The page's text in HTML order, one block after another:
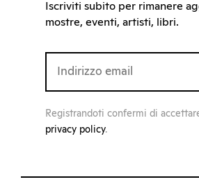
Iscriviti subito per rimanere
mostre, eventi, artisti, libri.
Registrandoti confermi di
privacy policy.